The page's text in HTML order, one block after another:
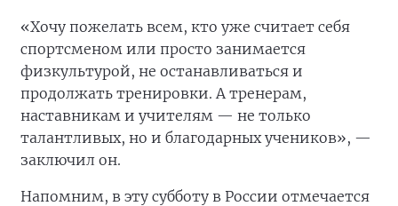
«Хочу пожелать всем, кто уже считает себя
спортсменом или просто занимается
физкультурой, не останавливаться и
продолжать тренировки. А тренерам,
наставникам и учителям — не только
талантливых, но и благодарных учеников», —
заключил он.
Напомним, в эту субботу в России отмечается